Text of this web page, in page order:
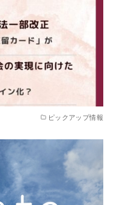
ピックアップ情報